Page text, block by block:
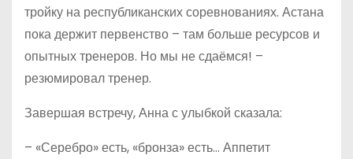
тройку на республиканских соревнованиях. Астана
пока держит первенство – там больше ресурсов и
опытных тренеров. Но мы не сдаёмся! –
резюмировал тренер.
Завершая встречу, Анна с улыбкой сказала:
– «Серебро» есть, «бронза» есть… Аппетит